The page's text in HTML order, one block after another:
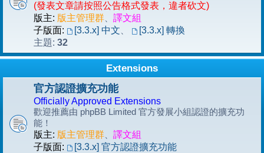
(發表文章請按照公告格式發表，違者砍文)
版主: 版主管理群
譯文組
子版面:
[3.3.x] 中文
[3.3.x] 轉換
主題: 32
Extensions
官方認證擴充功能
Officially Approved Extensions
歡迎推薦由 phpBB Limited 官方發展小組認證的擴充功
能！
版主: 版主管理群
譯文組
子版面:
[3.3.x] 官方認證擴充功能